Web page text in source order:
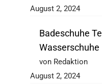
August 2, 2024
Badeschuhe
Wasserschuhe
von Redaktion
August 2, 2024